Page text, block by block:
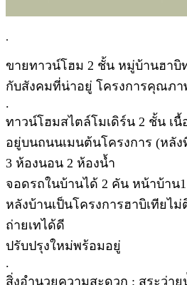
.
ขายทาวน์โฮม 2 ชั้น หมู่บ้านฮาบิ
กับสังคมที่น่าอยู่ โครงการคุณภ
.
ทาวน์โฮมสไตล์โมเดิร์น 2 ชั้น เนื้
อยู่บนถนนเมนต้นโครงการ (หลั
3 ห้องนอน 2 ห้องน้ำ
จอดรถในบ้านได้ 2 คัน หน้าบ้าน
หลังบ้านเป็นโครงการฮาบิเทียไ
ถ่ายเทได้ดี
ปรับปรุงใหม่พร้อมอยู่
.
สิ่งอำนวยความสะดวก : สระว่า